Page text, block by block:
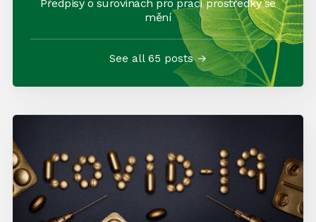
Předpisy o surovinách pro prací prostředky se
mění
See all 65 posts →